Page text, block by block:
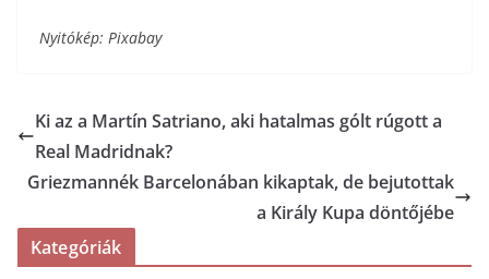
Nyitókép: Pixabay
Ki az a Martín Satriano, aki hatalmas gólt rúgott a
Real Madridnak?
Griezmannék Barcelonában kikaptak, de bejutottak
a Király Kupa döntőjébe
Kategóriák